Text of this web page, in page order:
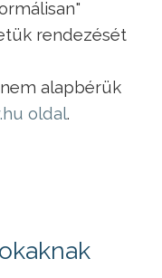
rendezését
alapbérük
oldal.